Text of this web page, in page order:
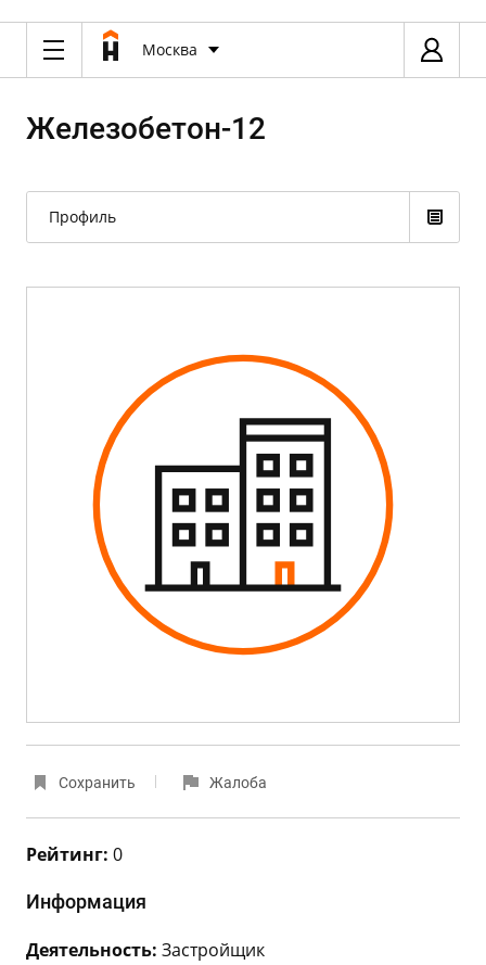
Москва
Железобетон-12
Профиль
Сохранить Жалоба
Рейтинг: 0
Информация
Деятельность: Застройщик